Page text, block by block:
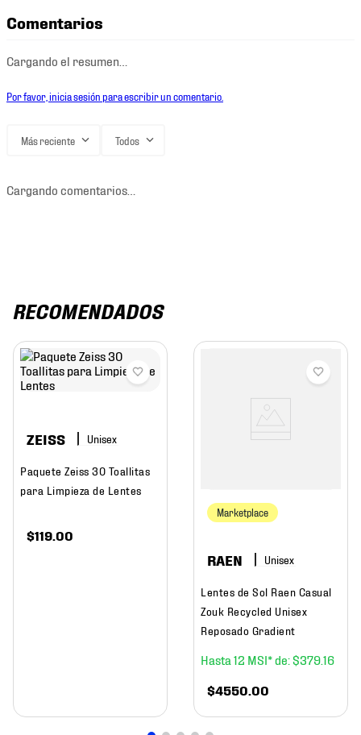
Comentarios
Cargando el resumen…
Por favor, inicia sesión para escribir un comentario.
Más reciente Todos
Cargando comentarios…
RECOMENDADOS
ZEISS
Paquete Zeiss 30 Toallitas
para Limpieza de Lentes
$119 00
Marketplace
RAEN
Lentes de Sol Raen Casual
Zouk Recycled Unisex
Reposado Gradient
12 $37916
$4550 00